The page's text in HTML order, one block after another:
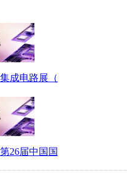
成电路展（
26届中国国